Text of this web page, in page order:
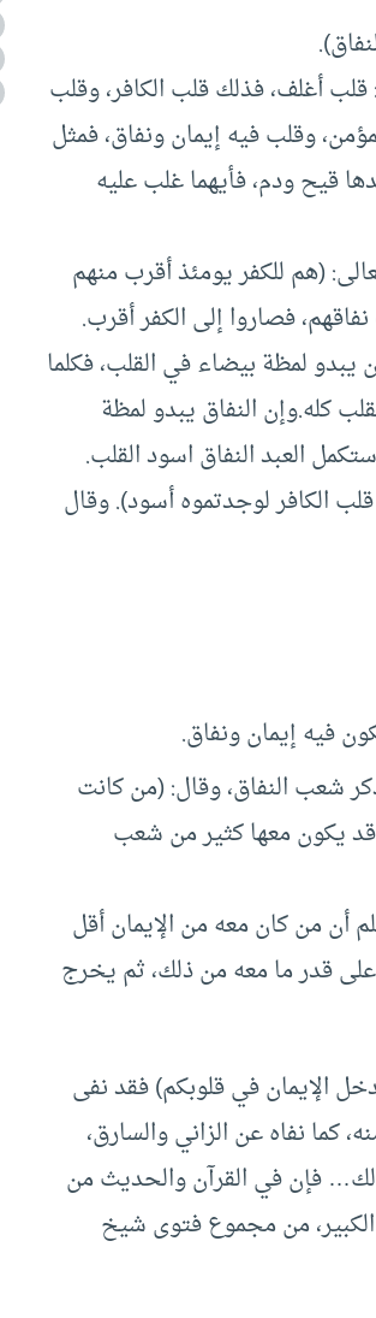
أغلف، فذلك قلب الكافر، وقلب
وقلب فيه إيمان ونفاق، فمثل
قيح ودم، فأيهما غلب عليه
(هم للكفر يومئذ أقرب منهم
فصاروا إلى الكفر أقرب.
يبدو لمظة بيضاء في القلب، فكلما
كله.وإن النفاق يبدو لمظة
العبد النفاق اسود القلب.
الكافر لوجدتموه أسود). وقال
فيه إيمان ونفاق.
شعب النفاق، وقال: (من كانت
يكون معها كثير من شعب
أن من كان معه من الإيمان أقل
على قدر ما معه من ذلك، ثم يخرج
الإيمان في قلوبكم) فقد نفى
كما نفاه عن الزاني والسارق،
فإن في القرآن والحديث من
الكبير، من مجموع فتوى شيخ